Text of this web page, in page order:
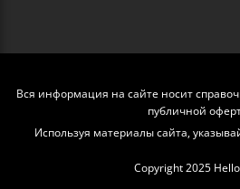
Вся информация на сайте носит
публичной
Используя материалы сайта,
Copyright 2025